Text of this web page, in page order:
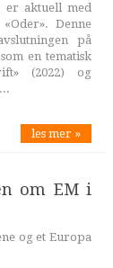
er aktuell med
Denne
på
en tematisk
(2022) og
les mer »
om EM i
og et Europa